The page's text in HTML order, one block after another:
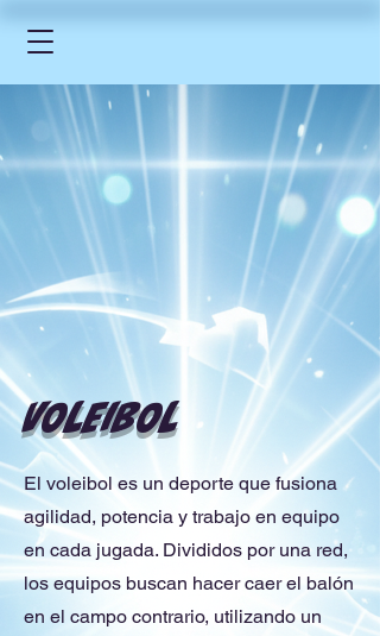
VOLEIBOL
El voleibol es un deporte que fusiona
agilidad, potencia y trabajo en equipo
en cada jugada. Divididos por una red,
los equipos buscan hacer caer el balón
en el campo contrario, utilizando un